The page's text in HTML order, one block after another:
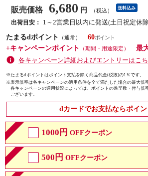
販売価格 6,680 円 （税込） 送料込み
出荷目安：
1～2営業日以内に発送(土日祝定休
たまるdポイント
（通常）
60
+キャンペーンポイント
（期間・用途限定）
最
各キャンペーン詳細およびエントリーはこ
※たまるdポイントはポイント支払を除く商品代金(税抜)の1％です。
※表示倍率は各キャンペーンの適用条件を全て満たした場合の最大倍
各キャンペーンの適用状況によっては、ポイントの進呈数・付与倍
ございます。
dカードでお支払ならポイン
1000円 OFFクーポン
500円 OFFクーポン